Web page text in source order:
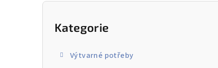
P
Přeskočit
kategorie
Kategorie
Výtvarné potřeby